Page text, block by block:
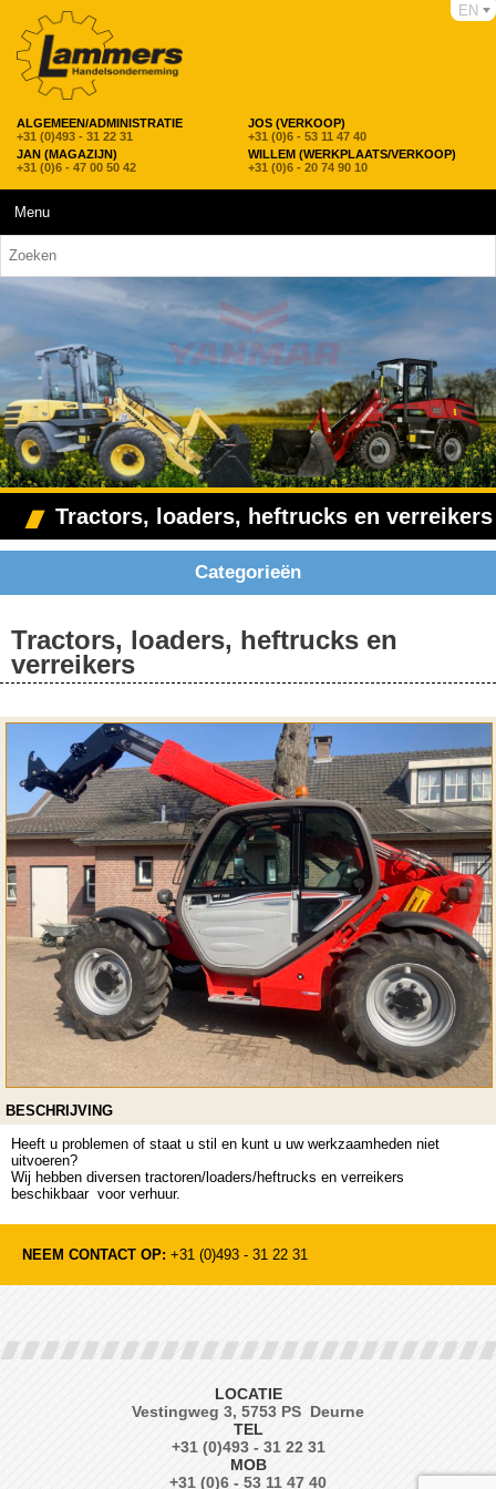
ALGEMEEN/ADMINISTRATIE
+31 (0)493 - 31 22 31
JOS (VERKOOP)
+31 (0)6 - 53 11 47 40
JAN (MAGAZIJN)
+31 (0)6 - 47 00 50 42
WILLEM (WERKPLAATS/VERKOOP)
+31 (0)6 - 20 74 90 10
EN
Menu
Tractors, loaders, heftrucks en verreikers
Categorieën
Tractors, loaders, heftrucks en
verreikers
BESCHRIJVING
Heeft u problemen of staat u stil en kunt u uw werkzaamheden niet
uitvoeren?
Wij hebben diversen tractoren/loaders/heftrucks en verreikers
beschikbaar voor verhuur.
NEEM CONTACT OP: +31 (0)493 - 31 22 31
LOCATIE
Vestingweg 3, 5753 PS Deurne
TEL
+31 (0)493 - 31 22 31
MOB
+31 (0)6 - 53 11 47 40